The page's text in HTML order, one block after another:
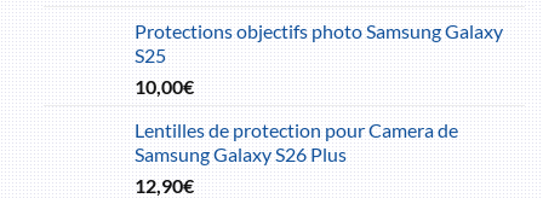
Protections objectifs photo Samsung Galaxy
S25
10,00€
Lentilles de protection pour Camera de
Samsung Galaxy S26 Plus
12,90€